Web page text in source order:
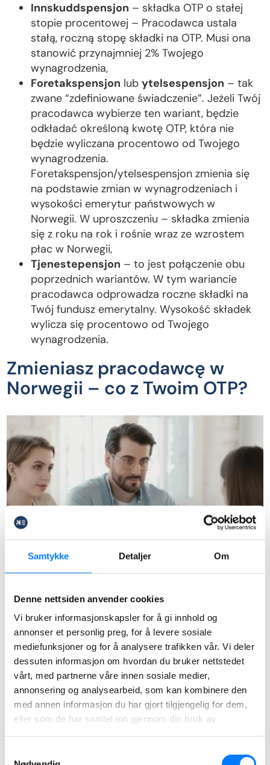
Samtykke Detaljer Om
Denne nettsiden anvender cookies
Vi bruker informasjonskapsler for å gi innhold og
annonser et personlig preg, for å levere sosiale
mediefunksjoner og for å analysere trafikken vår. Vi deler
dessuten informasjon om hvordan du bruker nettstedet
vårt, med partnerne våre innen sosiale medier,
annonsering og analysearbeid, som kan kombinere den
med annen informasjon du har gjort tilgjengelig for dem,
eller som de har samlet inn gjennom din bruk av
Innskuddspensjon – składka OTP o stałej
stopie procentowej – Pracodawca ustala
stałą, roczną stopę składki na OTP. Musi ona
stanowić przynajmniej 2% Twojego
wynagrodzenia,
Foretakspensjon lubytelsespensjon – tak
zwane “zdefiniowane świadczenie”. Jeżeli Twój
pracodawca wybierze ten wariant, będzie
odkładać określoną kwotę OTP, która nie
będzie wyliczana procentowo od Twojego
wynagrodzenia.
Foretakspensjon/ytelsespensjon zmienia się
na podstawie zmian w wynagrodzeniach i
wysokości emerytur państwowych w
Norwegii. W uproszczeniu – składka zmienia
się z roku na rok i rośnie wraz ze wzrostem
płac w Norwegii,
Tjenestepensjon – to jest połączenie obu
poprzednich wariantów. W tym wariancie
pracodawca odprowadza roczne składki na
Twój fundusz emerytalny. Wysokość składek
wylicza się procentowo od Twojego
wynagrodzenia.
Zmieniasz pracodawcę w
Norwegii – co z Twoim OTP?
Wielu klientów pyta nas: “Zmieniłem pracodawcę w
Norwegii. Co się stało z moim OTP?”. Zasadniczo
musisz dostać tzw. pensjonskapitalbevis, czyli
zaświadczenie u zgromadzonym kapitale na
emeryturę. Przy czym trzeba w tym miejscu
wspomnieć, że mogą Cię obowiązywać stare lub
nowe zasady odnośnie przenoszenia uzbieranego